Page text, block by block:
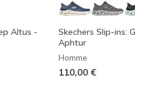
Altus -
Skechers Slip-ins:
Aphtur
Homme
110,00 €